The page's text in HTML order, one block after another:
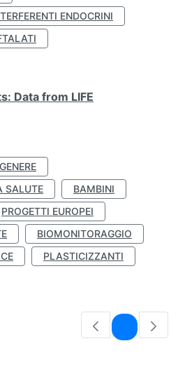
ENDOCRINI
Data from LIFE
SALUTE
BAMBINI
PROGETTI EUROPEI
BIOMONITORAGGIO
PLASTICIZZANTI
Pagina